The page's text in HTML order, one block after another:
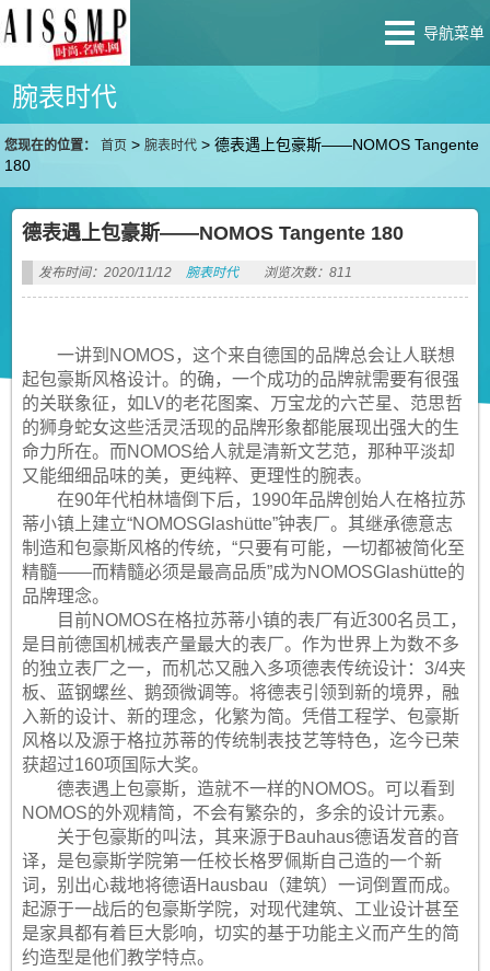
导航菜单
腕表时代
您现在的位置： 首页 >腕表时代 >德表遇上包豪斯——NOMOS Tangente
180
德表遇上包豪斯——NOMOS Tangente 180
发布时间：2020/11/12 腕表时代 浏览次数：811
一讲到NOMOS，这个来自德国的品牌总会让人联想
起包豪斯风格设计。的确，一个成功的品牌就需要有很强
的关联象征，如LV的老花图案、万宝龙的六芒星、范思哲
的狮身蛇女这些活灵活现的品牌形象都能展现出强大的生
命力所在。而NOMOS给人就是清新文艺范，那种平淡却
又能细细品味的美，更纯粹、更理性的腕表。
在90年代柏林墙倒下后，1990年品牌创始人在格拉苏
蒂小镇上建立“NOMOSGlashütte”钟表厂。其继承德意志
制造和包豪斯风格的传统，“只要有可能，一切都被简化至
精髓——而精髓必须是最高品质”成为NOMOSGlashütte的
品牌理念。
目前NOMOS在格拉苏蒂小镇的表厂有近300名员工，
是目前德国机械表产量最大的表厂。作为世界上为数不多
的独立表厂之一，而机芯又融入多项德表传统设计：3/4夹
板、蓝钢螺丝、鹅颈微调等。将德表引领到新的境界，融
入新的设计、新的理念，化繁为简。凭借工程学、包豪斯
风格以及源于格拉苏蒂的传统制表技艺等特色，迄今已荣
获超过160项国际大奖。
德表遇上包豪斯，造就不一样的NOMOS。可以看到
NOMOS的外观精简，不会有繁杂的，多余的设计元素。
关于包豪斯的叫法，其来源于Bauhaus德语发音的音
译，是包豪斯学院第一任校长格罗佩斯自己造的一个新
词，别出心裁地将德语Hausbau（建筑）一词倒置而成。
起源于一战后的包豪斯学院，对现代建筑、工业设计甚至
是家具都有着巨大影响，切实的基于功能主义而产生的简
约造型是他们教学特点。